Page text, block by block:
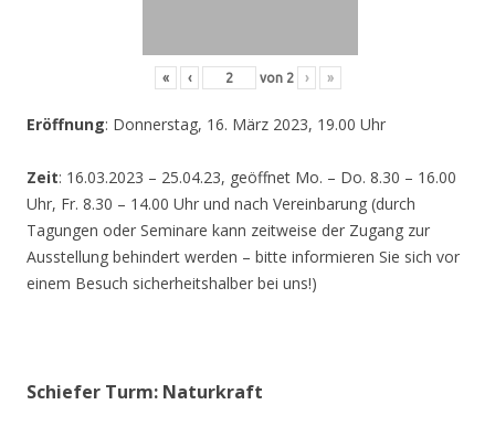
« ‹ von 2 › »
Eröffnung: Donnerstag, 16. März 2023, 19.00 Uhr
Zeit: 16.03.2023 – 25.04.23, geöffnet Mo. – Do. 8.30 – 16.00
Uhr, Fr. 8.30 – 14.00 Uhr und nach Vereinbarung (durch
Tagungen oder Seminare kann zeitweise der Zugang zur
Ausstellung behindert werden – bitte informieren Sie sich vor
einem Besuch sicherheitshalber bei uns!)
Schiefer Turm: Naturkraft